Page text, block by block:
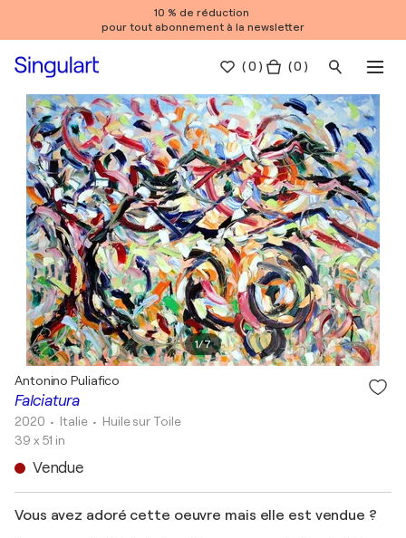
10 % de réduction
pour tout abonnement à la newsletter
(0 ) ( 0 )
1/7
Falciatura
Antonino Puliafico
2020 • Italie • Huile sur Toile
39 x 51 in
Vendue
Vous avez adoré cette oeuvre mais elle est vendue ?